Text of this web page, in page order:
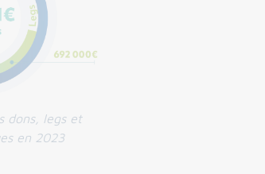
dons, legs et
en 2023